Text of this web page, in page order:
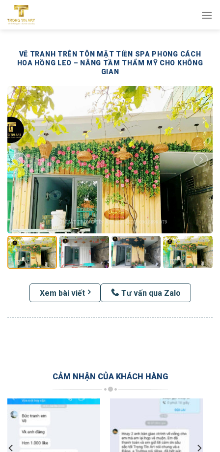
qua
VẼ TRANH TRÊN TÔN MẶT TIỀN SPA PHONG CÁCH
HOA HỒNG LEO – NÂNG TẦM THẨM MỸ CHO KHÔNG
GIAN
Xem bài viết Tư vấn qua Zalo
CẢM NHẬN CỦA KHÁCH HÀNG